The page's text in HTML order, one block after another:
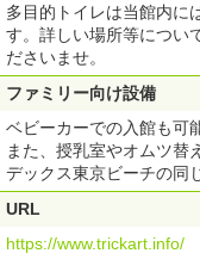
多目的トイレは当館内に
す。詳しい場所等につい
ださいませ。
ファミリー向け設備
ベビーカーでの入館も可
また、授乳室やオムツ替
デックス東京ビーチの同
URL
https://www.trickart.info/